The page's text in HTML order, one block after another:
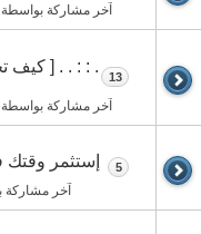
آخر مشاركة بواسطة
. : : . . [ كيف
آخر مشاركة بواسطة
13
إستثمر
آخر مشاركة
5